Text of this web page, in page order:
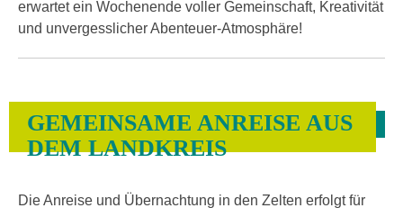
erwartet ein Wochenende voller Gemeinschaft, Kreativität
und unvergesslicher Abenteuer-Atmosphäre!
GEMEINSAME ANREISE AUS
DEM LANDKREIS
Die Anreise und Übernachtung in den Zelten erfolgt für